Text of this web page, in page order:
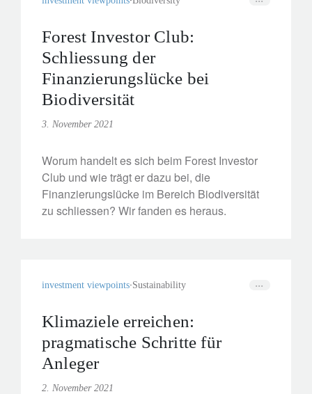
Forest Investor Club:
Schliessung der
Finanzierungslücke bei
Biodiversität
3. November 2021
Worum handelt es sich beim Forest Investor
Club und wie trägt er dazu bei, die
Finanzierungslücke im Bereich Biodiversität
zu schliessen? Wir fanden es heraus.
investment viewpoints Sustainability
Klimaziele erreichen:
pragmatische Schritte für
Anleger
2. November 2021